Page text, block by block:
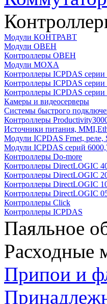
Модули КОНТРАВТ
Модули ОВЕН
Контроллеры ОВЕН
Модули MOXA
Контроллеры ICPDAS серии
Контроллеры ICPDAS серии
Контроллеры ICPDAS серии
Камеры и видеосерверы
Системы быстрого
Контроллеры
Источники питания,
Модули ICPDAS Frnet, реле,
Модули ICPDAS серий
Контроллеры Do-more
Контроллеры DirectLOGIC
Контроллеры DirectLOGIC
Контроллеры DirectLOGIC
Контроллеры DirectLOGIC
Контроллеры Click
Контроллеры ICPDAS
Паяльное
Расходные
Припои и